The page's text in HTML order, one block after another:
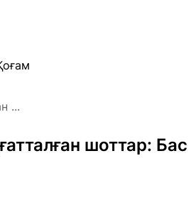
...
шоттар: Бас